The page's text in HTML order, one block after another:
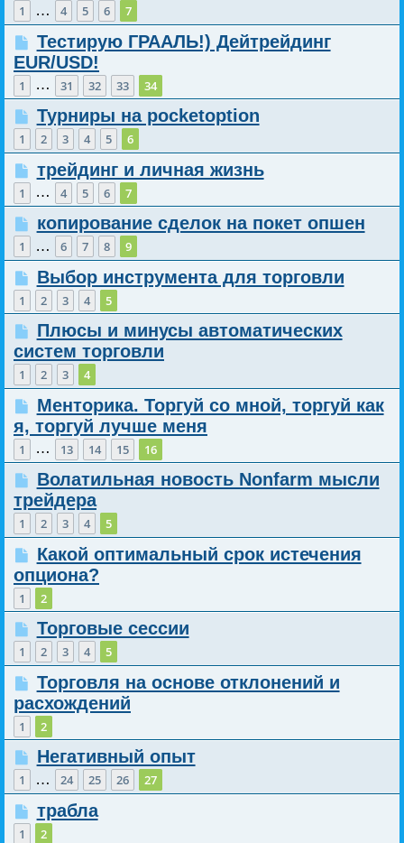
1 … 4 5 6 7
Тестирую ГРААЛЬ!) Дейтрейдинг
EUR/USD!
1 … 31 32 33 34
Турниры на pocketoption
1 2 3 4 5 6
трейдинг и личная жизнь
1 … 4 5 6 7
копирование сделок на покет опшен
1 … 6 7 8 9
Выбор инструмента для торговли
1 2 3 4 5
Плюсы и минусы автоматических
систем торговли
1 2 3 4
Менторика. Торгуй со мной, торгуй как
я, торгуй лучше меня
1 … 13 14 15 16
Волатильная новость Nonfarm мысли
трейдера
1 2 3 4 5
Какой оптимальный срок истечения
опциона?
1 2
Торговые сессии
1 2 3 4 5
Торговля на основе отклонений и
расхождений
1 2
Негативный опыт
1 … 24 25 26 27
трабла
1 2